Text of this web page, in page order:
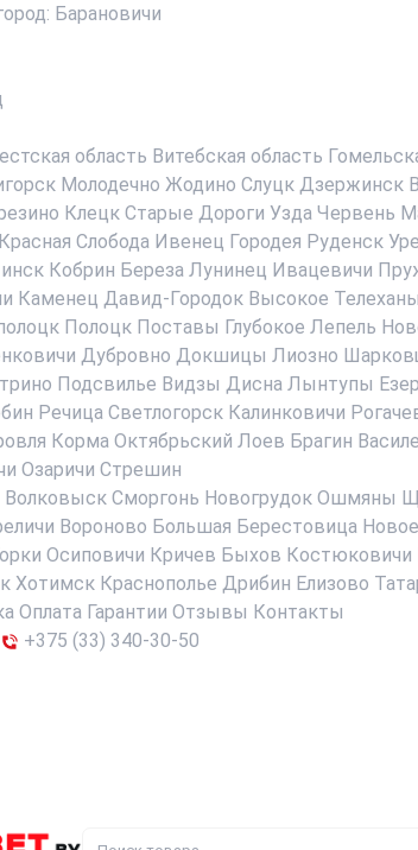
Барановичи
область Витебская область
Молодечно Жодино Слуцк Дзержинск
Клецк Старые Дороги Узда Червень
Красная Слобода Ивенец Городея Руденск
Кобрин Береза Лунинец Ивацевичи
Каменец Давид-Городок Высокое Телеханы
Полоцк Поставы Глубокое Лепель
Дубровно Докшицы Лиозно
Подсвилье Видзы Дисна Лынтупы
Речица Светлогорск Калинковичи
Корма Октябрьский Лоев Брагин
Озаричи Стрешин
Волковыск Сморгонь Новогрудок Ошмяны
Вороново Большая Берестовица
Осиповичи Кричев Быхов Костюковичи
Хотимск Краснополье Дрибин Елизово
Оплата Гарантии Отзывы Контакты
+375 (33) 340-30-50